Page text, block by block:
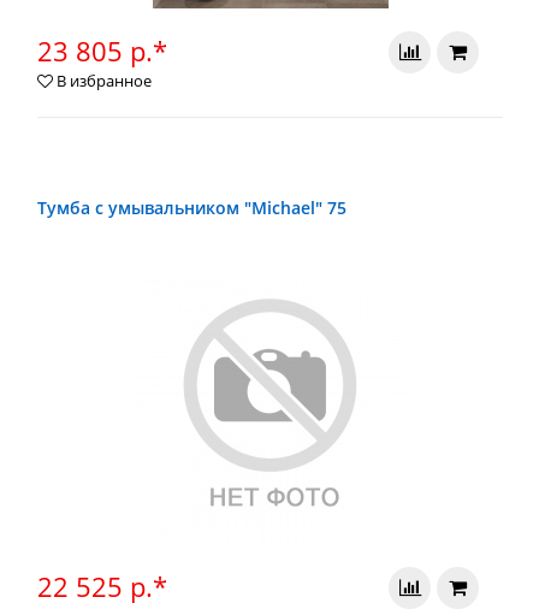
23 805 р.*
В избранное
Тумба с умывальником "Michael" 75
22 525 р.*